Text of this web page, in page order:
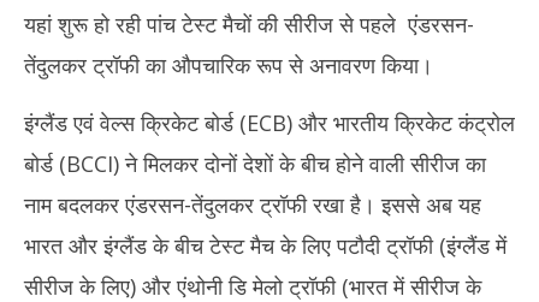
NOW VIEWING
भारत-इंग्लैंड टेस्ट सीरीज से पहले एंडरसन-तेंदुलकर ट्रॉफी का अनावरण, विजेता
कप्तान को दिया जाएगा पटौदी पदक
June
20,
2025
यहां शुरू हो रही पांच टेस्ट मैचों की सीरीज से पहले एंडरसन-
तेंदुलकर ट्रॉफी का औपचारिक रूप से अनावरण किया।
इंग्लैंड एवं वेल्स क्रिकेट बोर्ड (ECB) और भारतीय क्रिकेट कंट्रोल
बोर्ड (BCCI) ने मिलकर दोनों देशों के बीच होने वाली सीरीज का
नाम बदलकर एंडरसन-तेंदुलकर ट्रॉफी रखा है। इससे अब यह
भारत और इंग्लैंड के बीच टेस्ट मैच के लिए पटौदी ट्रॉफी (इंग्लैंड में
सीरीज के लिए) और एंथोनी डि मेलो ट्रॉफी (भारत में सीरीज के